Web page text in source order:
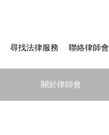
尋找法律服務 聯絡律師會
關於律師會